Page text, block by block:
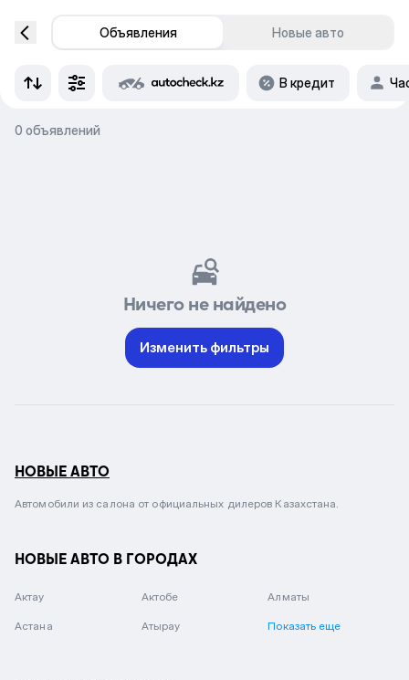
Объявления Новые авто
В кредит
0 объявлений
Ничего не найдено
Изменить фильтры
НОВЫЕ АВТО
Автомобили из салона от официальных дилеров Казахстана.
НОВЫЕ АВТО В ГОРОДАХ
Актау Актобе Алматы
Астана Атырау Показать еще